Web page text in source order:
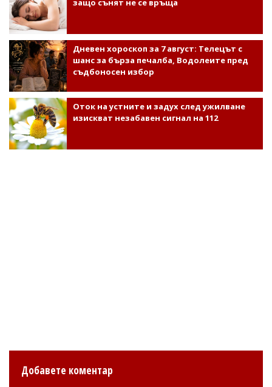
Дневен хороскоп за 7 август: Телецът с
шанс за бърза печалба, Водолеите пред
съдбоносен избор
Оток на устните и задух след ужилване
изискват незабавен сигнал на 112
Добавете коментар